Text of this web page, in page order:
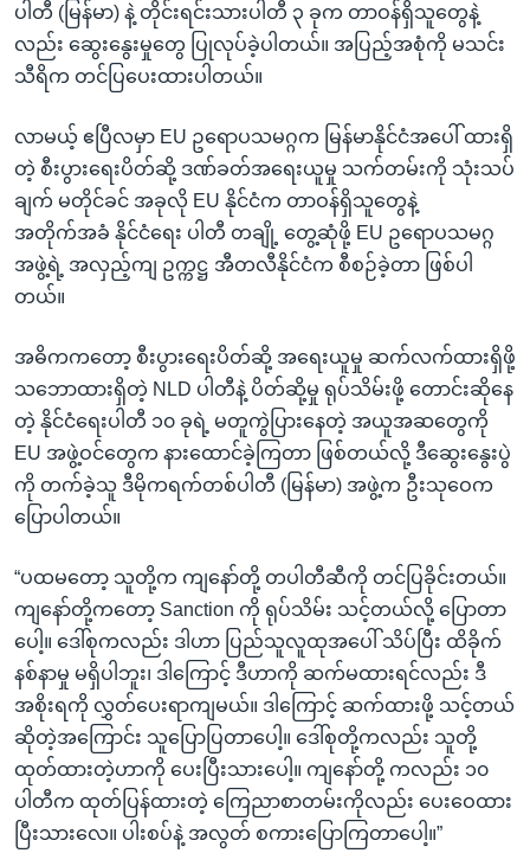
ပါတီ (မြန်မာ) နဲ့ တိုင်းရင်းသားပါတီ ၃ ခုက တာဝန်ရှိသူတွေနဲ့
လည်း ဆွေးနွေးမှုတွေ ပြုလုပ်ခဲ့ပါတယ်။ အပြည့်အစုံကို မသင်း
သီရိက တင်ပြပေးထားပါတယ်။
လာမယ့် ဧပြီလမှာ EU ဥရောပသမဂ္ဂက မြန်မာနိုင်ငံအပေါ် ထားရှိ
တဲ့ စီးပွားရေးပိတ်ဆို့ ဒဏ်ခတ်အရေးယူမှု သက်တမ်းကို သုံးသပ်
ချက် မတိုင်ခင် အခုလို EU နိုင်ငံက တာဝန်ရှိသူတွေနဲ့
အတိုက်အခံ နိုင်ငံရေး ပါတီ တချို့ တွေ့ဆုံဖို့ EU ဥရောပသမဂ္ဂ
အဖွဲ့ရဲ့ အလှည့်ကျ ဥက္ကဋ္ဌ အီတလီနိုင်ငံက စီစဉ်ခဲ့တာ ဖြစ်ပါ
တယ်။
အဓိကကတော့ စီးပွားရေးပိတ်ဆို့ အရေးယူမှု ဆက်လက်ထားရှိဖို့
သဘောထားရှိတဲ့ NLD ပါတီနဲ့ ပိတ်ဆို့မှု ရုပ်သိမ်းဖို့ တောင်းဆိုနေ
တဲ့ နိုင်ငံရေးပါတီ ၁၀ ခုရဲ့ မတူကွဲပြားနေတဲ့ အယူအဆတွေကို
EU အဖွဲ့ဝင်တွေက နားထောင်ခဲ့ကြတာ ဖြစ်တယ်လို့ ဒီဆွေးနွေးပွဲ
ကို တက်ခဲ့သူ ဒီမိုကရက်တစ်ပါတီ (မြန်မာ) အဖွဲ့က ဦးသုဝေက
ပြောပါတယ်။
“ပထမတော့ သူတို့က ကျနော်တို့ တပါတီဆီကို တင်ပြခိုင်းတယ်။
ကျနော်တို့ကတော့ Sanction ကို ရုပ်သိမ်း သင့်တယ်လို့ ပြောတာ
ပေါ့။ ဒေါ်စုကလည်း ဒါဟာ ပြည်သူလူထုအပေါ် သိပ်ပြီး ထိခိုက်
နစ်နာမှု မရှိပါဘူး၊ ဒါကြောင့် ဒီဟာကို ဆက်မထားရင်လည်း ဒီ
အစိုးရကို လွှတ်ပေးရာကျမယ်။ ဒါကြောင့် ဆက်ထားဖို့ သင့်တယ်
ဆိုတဲ့အကြောင်း သူပြောပြတာပေါ့။ ဒေါ်စုတို့ကလည်း သူတို့
ထုတ်ထားတဲ့ဟာကို ပေးပြီးသားပေါ့။ ကျနော်တို့ ကလည်း ၁၀
ပါတီက ထုတ်ပြန်ထားတဲ့ ကြေညာစာတမ်းကိုလည်း ပေးဝေထား
ပြီးသားလေ။ ပါးစပ်နဲ့ အလွတ် စကားပြောကြတာပေါ့။”